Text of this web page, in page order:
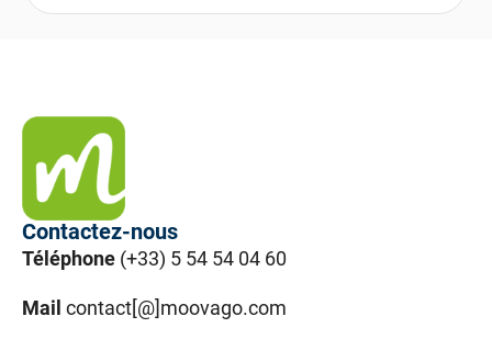
Contactez-nous
Téléphone (+33) 5 54 54 04 60
Mail contact[@]moovago.com